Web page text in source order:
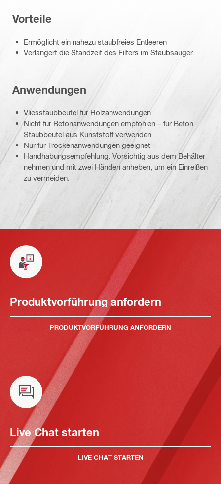
Vorteile
Ermöglicht ein nahezu staubfreies Entleeren
Verlängert die Standzeit des Filters im Staubsauger
Anwendungen
Vliesstaubbeutel für Holzanwendungen
Nicht für Betonanwendungen empfohlen – für Beton
Staubbeutel aus Kunststoff verwenden
Nur für Trockenanwendungen geeignet
Handhabungsempfehlung: Vorsichtig aus dem Behälter
nehmen und mit zwei Händen anheben, um ein Einreißen
zu vermeiden.
Produktvorführung anfordern
PRODUKTVORFÜHRUNG ANFORDERN
Live Chat starten
LIVE CHAT STARTEN